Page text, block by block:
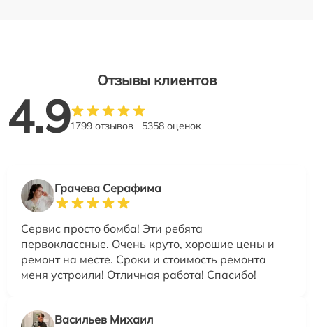
Отзывы клиентов
4.91799 отзывов 5358 оценок
Грачева Серафима
Сервис просто бомба! Эти ребята
первоклассные. Очень круто, хорошие цены и
ремонт на месте. Сроки и стоимость ремонта
меня устроили! Отличная работа! Спасибо!
Васильев Михаил